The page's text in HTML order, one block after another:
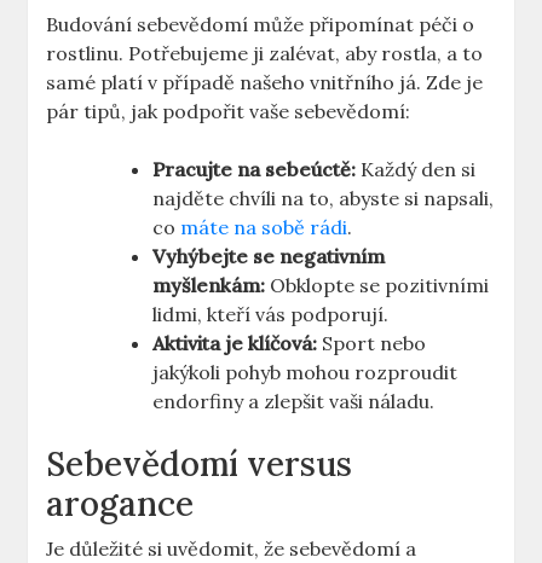
Budování sebevědomí může připomínat péči o
rostlinu. Potřebujeme ji zalévat, aby rostla, a to
samé platí v případě našeho vnitřního já. Zde je
pár tipů, jak podpořit vaše sebevědomí:
Pracujte na sebeúctě: Každý den si
najděte chvíli na to, abyste si napsali,
co máte na sobě rádi.
Vyhýbejte se negativním
myšlenkám: Obklopte se pozitivními
lidmi, kteří vás podporují.
Aktivita je klíčová: Sport nebo
jakýkoli pohyb mohou rozproudit
endorfiny a zlepšit vaši náladu.
Sebevědomí versus
arogance
Je důležité si uvědomit, že sebevědomí a